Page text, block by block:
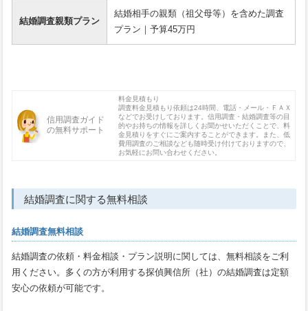
結婚調査親類プラン
結婚相手の親類（祖父母等）を含めた調査
プラン｜予算45万円
信用調査ガイド
の無料サポート
料金見積もり
調査料金見積もり依頼は24時間、電話・メール・ＦＡＸ
などでお受けしております。信用調査・結婚調査等の目
的やお持ちの情報を詳しくお聞かせいただくことで、料
金見積りをすぐにご案内することができます。また、低
費用調査のご相談なども随時受け付けておりますので、
お気軽にお問い合わせください。
結婚調査に関する無料相談
結婚調査無料相談
結婚調査の依頼・料金相談・プラン説明に関しては、無料相談をご利
用ください。多くの方が利用する探偵興信所（社）の結婚調査は定額
安心の依頼が可能です。